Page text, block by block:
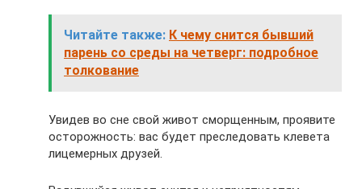
Читайте также: К чему снится бывший
парень со среды на четверг: подробное
толкование
Увидев во сне свой живот сморщенным, проявите
осторожность: вас будет преследовать клевета
лицемерных друзей.